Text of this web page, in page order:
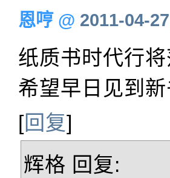
恩哼@ 2011-04-
纸质书时代行
希望早日见到
[回复]
辉格 回复: